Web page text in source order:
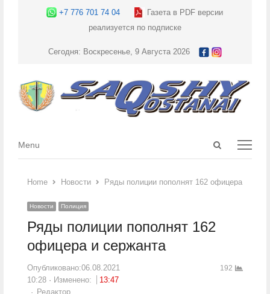
+7 776 701 74 04
Газета в PDF версии
реализуется по подписке
Сегодня: Воскресенье, 9 Августа 2026
Open
Menu
Menu
Home Новости Ряды полиции пополнят 162 офицера и
Новости Полиция
Ряды полиции пополнят 162
офицера и сержанта
Опубликовано:06.08.2021
10:28
Изменено:
13:47
Author
Редактор
192